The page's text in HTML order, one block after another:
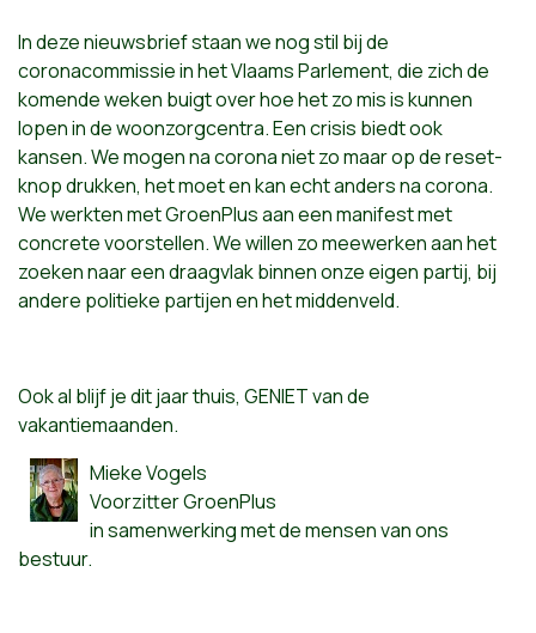
In deze nieuwsbrief staan we nog stil bij de
coronacommissie in het Vlaams Parlement, die zich de
komende weken buigt over hoe het zo mis is kunnen
lopen in de woonzorgcentra. Een crisis biedt ook
kansen. We mogen na corona niet zo maar op de reset-
knop drukken, het moet en kan echt anders na corona.
We werkten met GroenPlus aan een manifest met
concrete voorstellen. We willen zo meewerken aan het
zoeken naar een draagvlak binnen onze eigen partij, bij
andere politieke partijen en het middenveld.
Ook al blijf je dit jaar thuis, GENIET van de
vakantiemaanden.
Mieke Vogels
Voorzitter GroenPlus
in samenwerking met de mensen van ons
bestuur.